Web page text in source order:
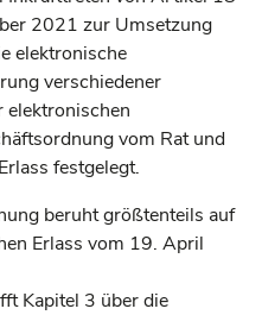
2021 zur Umsetzung
elektronische
verschiedener
elektronischen
vom Rat und
festgelegt.
beruht größtenteils auf
Erlass vom 19. April
Kapitel 3 über die